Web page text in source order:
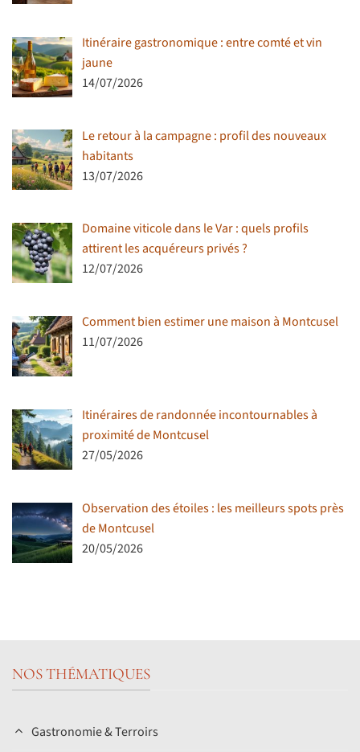
Itinéraire gastronomique : entre comté et vin
jaune
14/07/2026
Le retour à la campagne : profil des nouveaux
habitants
13/07/2026
Domaine viticole dans le Var : quels profils
attirent les acquéreurs privés ?
12/07/2026
Comment bien estimer une maison à Montcusel
11/07/2026
Itinéraires de randonnée incontournables à
proximité de Montcusel
27/05/2026
Observation des étoiles : les meilleurs spots près
de Montcusel
20/05/2026
NOS THÉMATIQUES
Gastronomie & Terroirs